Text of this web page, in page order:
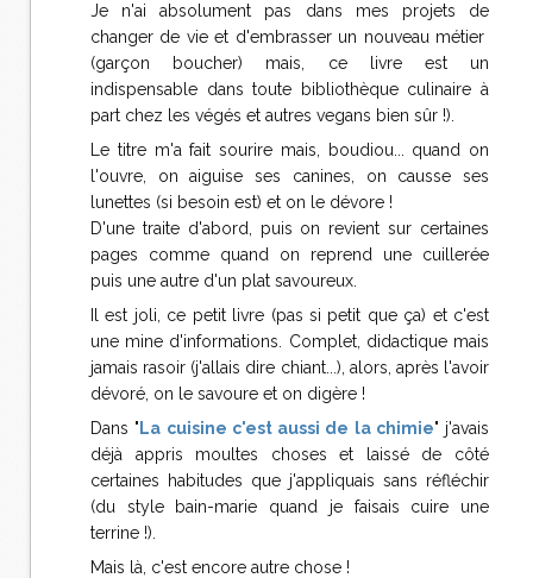
Je n'ai absolument pas dans mes projets de
changer de vie et d'embrasser un nouveau métier
(garçon boucher) mais, ce livre est un
indispensable dans toute bibliothèque culinaire à
part chez les végés et autres vegans bien sûr !).
Le titre m'a fait sourire mais, boudiou... quand on
l'ouvre, on aiguise ses canines, on causse ses
lunettes (si besoin est) et on le dévore !
D'une traite d'abord, puis on revient sur certaines
pages comme quand on reprend une cuillerée
puis une autre d'un plat savoureux.
Il est joli, ce petit livre (pas si petit que ça) et c'est
une mine d'informations. Complet, didactique mais
jamais rasoir (j'allais dire chiant...), alors, après l'avoir
dévoré, on le savoure et on digère !
Dans " La cuisine c'est aussi de la chimie" j'avais
déjà appris moultes choses et laissé de côté
certaines habitudes que j'appliquais sans réfléchir
(du style bain-marie quand je faisais cuire une
terrine !).
Mais là, c'est encore autre chose !